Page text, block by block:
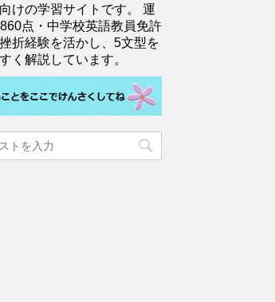
けの学習サイトです。 運
点・中学校英語教員免許
折経験を活かし、5文型を
く解説しています。